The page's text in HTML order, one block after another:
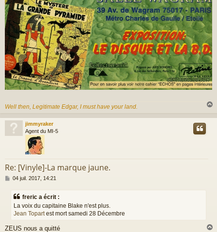
Well then, Legitimate Edgar, I must have your land.
u
jimmyraker
Agent du MI-5
Re: [Vinyle]-La marque jaune.
M
s
e
04 juil. 2017, 14:21
freric a écrit :
La voix du capitaine Blake n'est plus.
Jean Topartest mort samedi 28 Décembre
ZEUS nous a quitté